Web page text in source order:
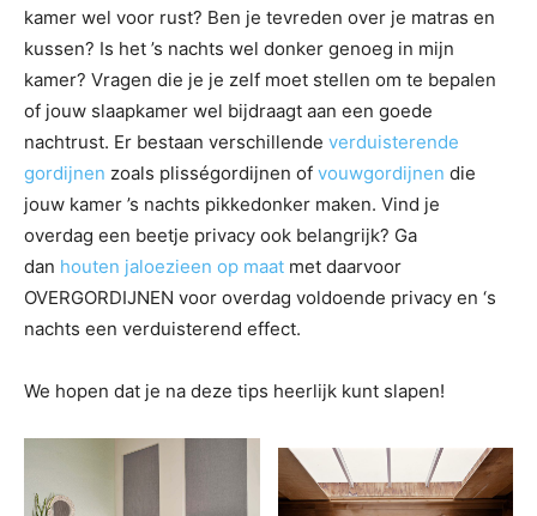
kamer wel voor rust? Ben je tevreden over je matras en
kussen? Is het ’s nachts wel donker genoeg in mijn
kamer? Vragen die je je zelf moet stellen om te bepalen
of jouw slaapkamer wel bijdraagt aan een goede
nachtrust. Er bestaan verschillende verduisterende
gordijnen zoals plisségordijnen of vouwgordijnen die
jouw kamer ’s nachts pikkedonker maken. Vind je
overdag een beetje privacy ook belangrijk? Ga
dan houten jaloezieen op maat met daarvoor
OVERGORDIJNEN voor overdag voldoende privacy en ‘s
nachts een verduisterend effect.
We hopen dat je na deze tips heerlijk kunt slapen!